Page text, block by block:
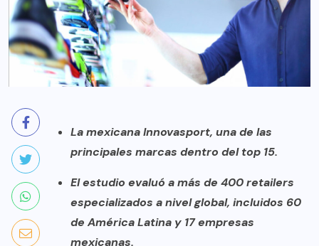
La mexicana Innovasport, una de las
principales marcas dentro del top 15.
El estudio evaluó a más de 400 retailers
especializados a nivel global, incluidos 60
de América Latina y 17 empresas
mexicanas.